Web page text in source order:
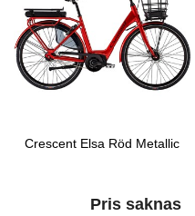
Crescent Elsa Röd Metallic
Pris saknas